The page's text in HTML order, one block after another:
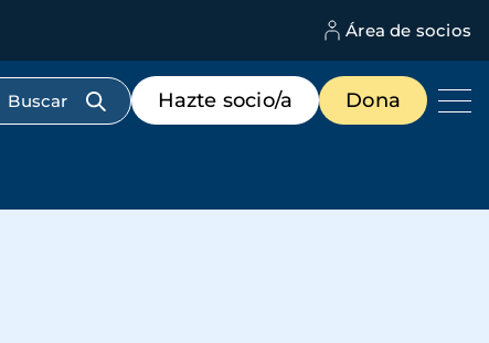
Área de socios
Menú
de
destacados
Hazte socio/a Dona